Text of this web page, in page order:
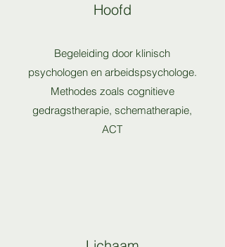
Hoofd
Begeleiding door klinisch
psychologen en arbeidspsychologe.
Methodes zoals cognitieve
gedragstherapie, schematherapie,
ACT